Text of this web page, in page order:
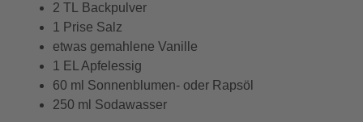
2 TL Backpulver
1 Prise Salz
etwas gemahlene Vanille
1 EL Apfelessig
60 ml Sonnenblumen- oder Rapsöl
250 ml Sodawasser